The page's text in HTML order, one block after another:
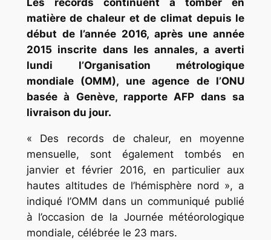
Les records continuent à tomber en
matière de chaleur et de climat depuis le
début de l’année 2016, après une année
2015 inscrite dans les annales, a averti
lundi l’Organisation métrologique
mondiale (OMM), une agence de l’ONU
basée à Genève, rapporte AFP dans sa
livraison du jour.
« Des records de chaleur, en moyenne
mensuelle, sont également tombés en
janvier et février 2016, en particulier aux
hautes altitudes de l’hémisphère nord », a
indiqué l’OMM dans un communiqué publié
à l’occasion de la Journée météorologique
mondiale, célébrée le 23 mars.